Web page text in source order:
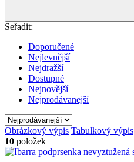
Seřadit:
Doporučené
Nejlevnější
Nejdražší
Dostupné
Nejnovější
Nejprodávanejší
Obrázkový výpis Tabulkový výpis
10 položek